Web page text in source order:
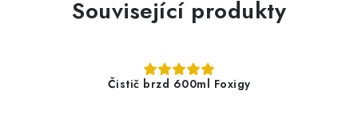
Související produkty
Čistič brzd 600ml Foxigy